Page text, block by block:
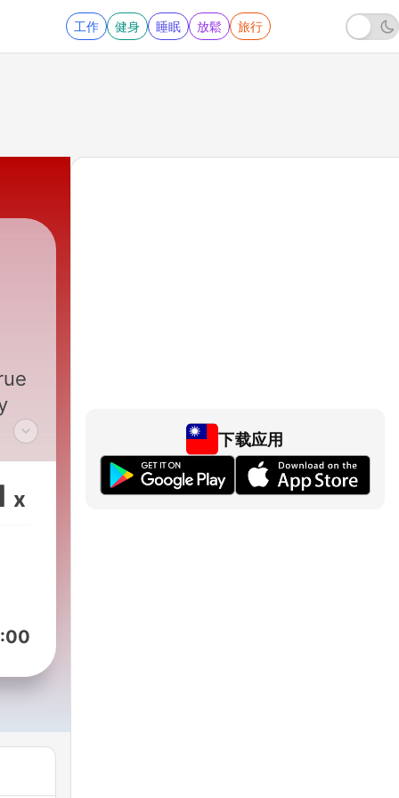
工作 健身 睡眠 放鬆 旅行
x
下载应用